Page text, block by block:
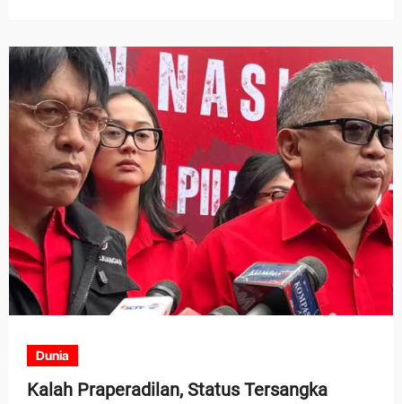
Dunia
Kalah Praperadilan, Status Tersangka